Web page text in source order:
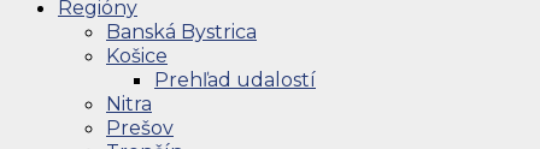
Regióny
Banská Bystrica
Košice
Prehľad udalostí
Nitra
Prešov